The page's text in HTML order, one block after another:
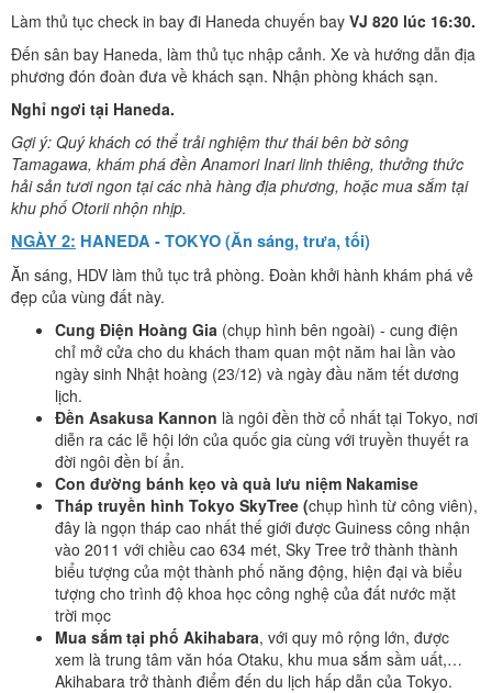
Làm thủ tục check in bay đi Haneda chuyến bay VJ 820 lúc 16:30.
Đến sân bay Haneda, làm thủ tục nhập cảnh. Xe và hướng dẫn địa
phương đón đoàn đưa về khách sạn. Nhận phòng khách sạn.
Nghỉ ngơi tại Haneda.
Gợi ý: Quý khách có thể trải nghiệm thư thái bên bờ sông
Tamagawa, khám phá đền Anamori Inari linh thiêng, thưởng thức
hải sản tươi ngon tại các nhà hàng địa phương, hoặc mua sắm tại
khu phố Otorii nhộn nhịp.
NGÀY 2: HANEDA-TOKYO(Ăn sáng, trưa, tối)
Ăn sáng, HDV làm thủ tục trả phòng. Đoàn khởi hành khám phá vẻ
đẹp của vùng đất này.
Cung Điện Hoàng Gia (chụp hình bên ngoài) - cung điện
chỉ mở cửa cho du khách tham quan một năm hai lần vào
ngày sinh Nhật hoàng (23/12) và ngày đầu năm tết dương
lịch.
Đền Asakusa Kannon là ngôi đền thờ cổ nhất tại Tokyo, nơi
diễn ra các lễ hội lớn của quốc gia cùng với truyền thuyết ra
đời ngôi đền bí ẩn.
Con đường bánh kẹo và quà lưu niệm Nakamise
Tháp truyền hình Tokyo SkyTree (chụp hình từ công viên),
đây là ngọn tháp cao nhất thế giới được Guiness công nhận
vào 2011 với chiều cao 634 mét, Sky Tree trở thành thành
biểu tượng của một thành phố năng động, hiện đại và biểu
tượng cho trình độ khoa học công nghệ của đất nước mặt
trời mọc
Mua sắm tại phố Akihabara, với quy mô rộng lớn, được
xem là trung tâm văn hóa Otaku, khu mua sắm sầm uất,…
Akihabara trở thành điểm đến du lịch hấp dẫn của Tokyo.